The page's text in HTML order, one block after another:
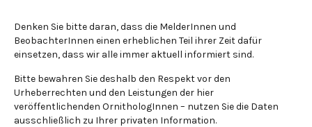
Denken Sie bitte daran, dass die MelderInnen und
BeobachterInnen einen erheblichen Teil ihrer Zeit dafür
einsetzen, dass wir alle immer aktuell informiert sind.
Bitte bewahren Sie deshalb den Respekt vor den
Urheberrechten und den Leistungen der hier
veröffentlichenden OrnithologInnen – nutzen Sie die Daten
ausschließlich zu Ihrer privaten Information.